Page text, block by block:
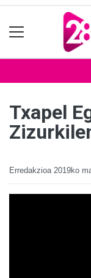
Txapel
Erredakzioa 2019ko